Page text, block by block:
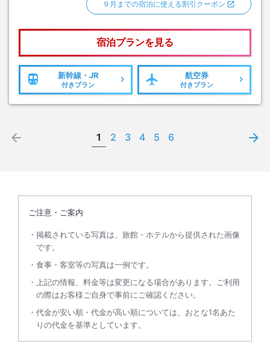
９月までの宿泊に使える割引クーポン
宿泊プランを見る
新幹線・JR
付きプラン
航空券
付きプラン
1 2 3 4 5 6
ご注意・ご案内
掲載されている写真は、旅館・ホテルから提供された画像
です。
食事・客室等の写真は一例です。
上記の情報、料金等は変更になる場合があります。ご利用
の際はお客様ご自身で事前にご確認ください。
代金が安い順・代金が高い順については、おとな1名あた
りの代金を基準としています。